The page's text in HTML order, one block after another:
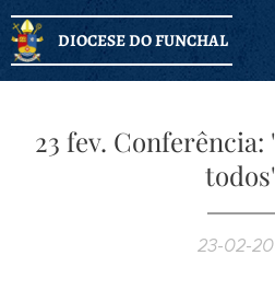
DIOCESE DO FUNCHAL
23 fev. Conferência:
23-02-